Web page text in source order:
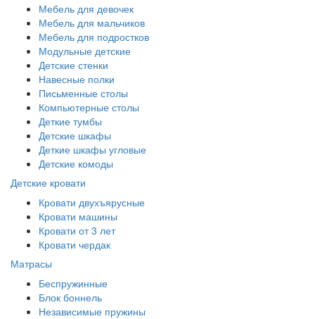
Мебель для девочек
Мебель для мальчиков
Мебель для подростков
Модульные детские
Детские стенки
Навесные полки
Письменные столы
Компьютерные столы
Деткие тумбы
Детские шкафы
Деткие шкафы угловые
Детские комоды
Детские кровати
Кровати двухъярусные
Кровати машины
Кровати от 3 лет
Кровати чердак
Матрасы
Беспружинные
Блок боннель
Независимые пружины